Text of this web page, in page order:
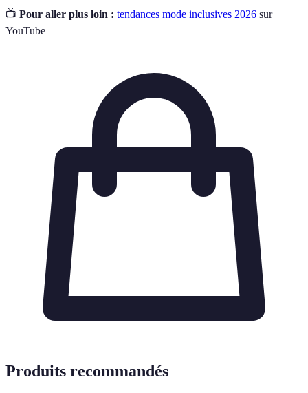
📺 Pour aller plus loin : tendances mode inclusives 2026 sur
YouTube
Produits recommandés